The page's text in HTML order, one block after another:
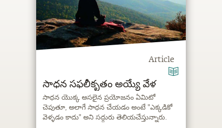
Article
సాధన సఫలీకృతం అయ్యే వేళ
సాధన యొక్క అసలైన ప్రయోజనం ఏమిటో
చెపుతూ, అలాగే సాధన చేయడం అంటే "ఎక్కడికో
వెళ్ళడం కాదు" అని సద్గురు తెలియచేస్తున్నారు.